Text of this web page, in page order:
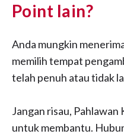
Point lain?
Anda mungkin
memilih tempat
telah penuh atau tidak
Jangan risau, Pahlawan
untuk membantu.